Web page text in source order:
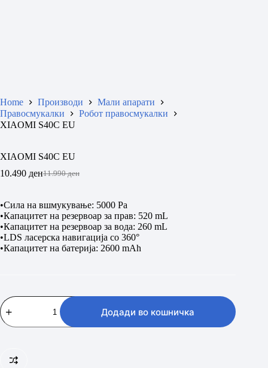
Home Производи
Мали апарати
Правосмукалки
Робот правосмукалки
XIAOMI S40C EU
XIAOMI S40C EU
11.990ден
Original
11.990 ден.
10.490 денCurrent
10.490 ден.
•Сила на вшмукување: 5000 Pa
•Капацитет на резервоар за прав: 520 mL
•Капацитет на резервоар за вода: 260 mL
•LDS ласерска навигација со 360°
•Капацитет на батерија: 2600 mAh
XIAOMI
S40C
EU
Додади во кошничка